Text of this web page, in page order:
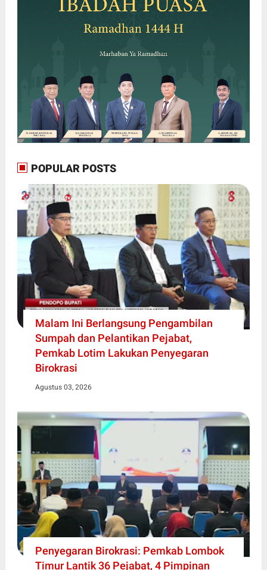
POPULAR POSTS
Malam Ini Berlangsung Pengambilan
Sumpah dan Pelantikan Pejabat,
Pemkab Lotim Lakukan Penyegaran
Birokrasi
Agustus 03, 2026
Penyegaran Birokrasi: Pemkab Lombok
Timur Lantik 36 Pejabat, 4 Pimpinan